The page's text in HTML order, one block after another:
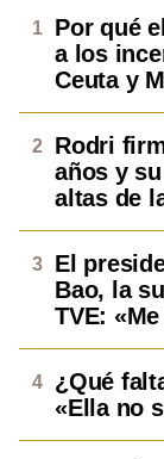
Por qué
a los
Ceuta y
Rodri
años y
altas de
El
Bao, la
TVE:
¿Qué
«Ella no